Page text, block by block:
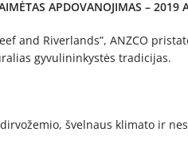
APDOVANOJIMAS – 2019
and Riverlands”, ANZCO
gyvulininkystės tradicijas.
švelnaus klimato ir